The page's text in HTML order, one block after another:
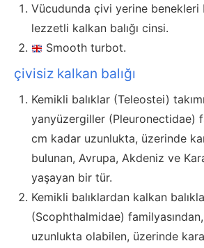
Vücudunda çivi yerine benekleri
lezzetli kalkan balığı cinsi.
Smooth turbot.
çivisiz kalkan balığı
Kemikli balıklar (Teleostei)
yanyüzergiller (Pleuronectidae)
cm kadar uzunlukta, üzerinde
bulunan, Avrupa, Akdeniz ve
yaşayan bir tür.
Kemikli balıklardan kalkan
(Scophthalmidae)
uzunlukta olabilen, üzerinde